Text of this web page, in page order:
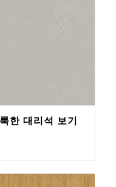
한 대리석 보기